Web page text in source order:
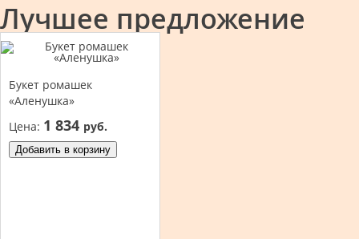
Лучшее предложение
Букет ромашек
«Аленушка»
Цена: 1 834 руб.
Добавить в корзину